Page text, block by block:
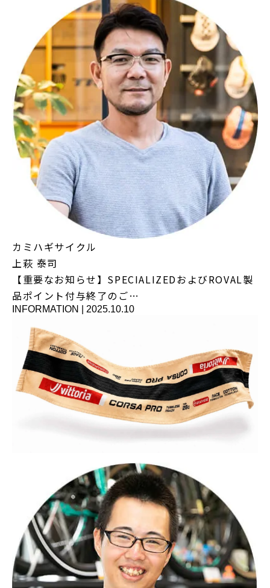
カミハギサイクル
上萩 泰司
【重要なお知らせ】SPECIALIZEDおよびROVAL製
品ポイント付与終了のご…
INFORMATION 2025.10.10